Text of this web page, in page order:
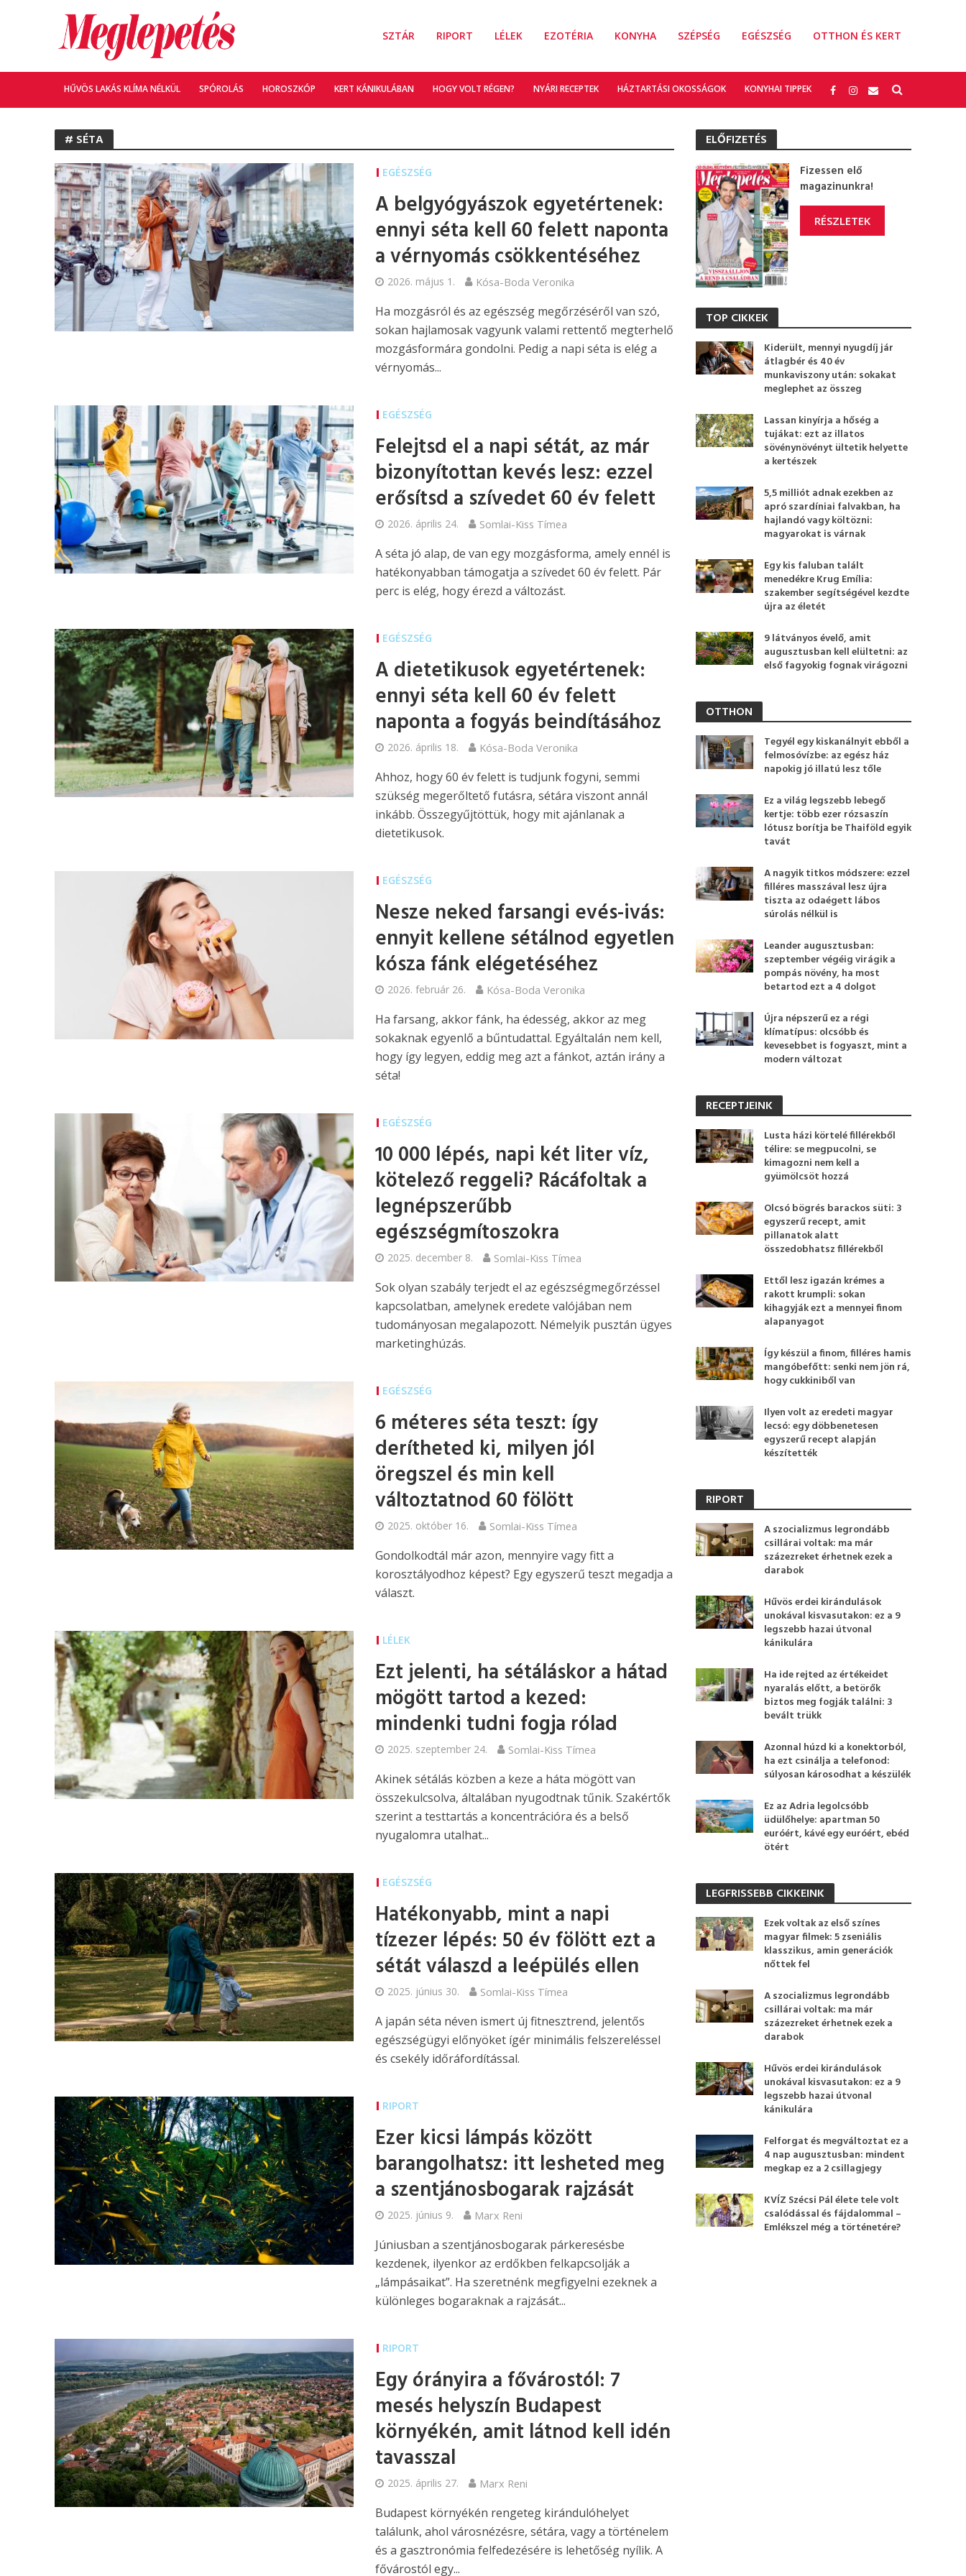
SZTÁR RIPORT LÉLEK EZOTÉRIA KONYHA SZÉPSÉG EGÉSZSÉG OTTHON ÉS KERT
HŰVÖS LAKÁS KLÍMA NÉLKÜL SPÓROLÁS HOROSZKÓP KERT KÁNIKULÁBAN HOGY VOLT RÉGEN? NYÁRI RECEPTEK HÁZTARTÁSI OKOSSÁGOK KONYHAI TIPPEK
# SÉTA
EGÉSZSÉG
A belgyógyászok egyetértenek:
ennyi séta kell 60 felett naponta
a vérnyomás csökkentéséhez
2026. május 1. Kósa-Boda Veronika
Ha mozgásról és az egészség megőrzéséről van szó,
sokan hajlamosak vagyunk valami rettentő megterhelő
mozgásformára gondolni. Pedig a napi séta is elég a
vérnyomás...
EGÉSZSÉG
Felejtsd el a napi sétát, az már
bizonyítottan kevés lesz: ezzel
erősítsd a szívedet 60 év felett
2026. április 24. Somlai-Kiss Tímea
A séta jó alap, de van egy mozgásforma, amely ennél is
hatékonyabban támogatja a szívedet 60 év felett. Pár
perc is elég, hogy érezd a változást.
EGÉSZSÉG
A dietetikusok egyetértenek:
ennyi séta kell 60 év felett
naponta a fogyás beindításához
2026. április 18. Kósa-Boda Veronika
Ahhoz, hogy 60 év felett is tudjunk fogyni, semmi
szükség megerőltető futásra, sétára viszont annál
inkább. Összegyűjtöttük, hogy mit ajánlanak a
dietetikusok.
EGÉSZSÉG
Nesze neked farsangi evés-ivás:
ennyit kellene sétálnod egyetlen
kósza fánk elégetéséhez
2026. február 26. Kósa-Boda Veronika
Ha farsang, akkor fánk, ha édesség, akkor az meg
sokaknak egyenlő a bűntudattal. Egyáltalán nem kell,
hogy így legyen, eddig meg azt a fánkot, aztán irány a
séta!
EGÉSZSÉG
10 000 lépés, napi két liter víz,
kötelező reggeli? Rácáfoltak a
legnépszerűbb
egészségmítoszokra
2025. december 8. Somlai-Kiss Tímea
Sok olyan szabály terjedt el az egészségmegőrzéssel
kapcsolatban, amelynek eredete valójában nem
tudományosan megalapozott. Némelyik pusztán ügyes
marketinghúzás.
EGÉSZSÉG
6 méteres séta teszt: így
derítheted ki, milyen jól
öregszel és min kell
változtatnod 60 fölött
2025. október 16. Somlai-Kiss Tímea
Gondolkodtál már azon, mennyire vagy fitt a
korosztályodhoz képest? Egy egyszerű teszt megadja a
választ.
LÉLEK
Ezt jelenti, ha sétáláskor a hátad
mögött tartod a kezed:
mindenki tudni fogja rólad
2025. szeptember 24. Somlai-Kiss Tímea
Akinek sétálás közben a keze a háta mögött van
összekulcsolva, általában nyugodtnak tűnik. Szakértők
szerint a testtartás a koncentrációra és a belső
nyugalomra utalhat...
EGÉSZSÉG
Hatékonyabb, mint a napi
tízezer lépés: 50 év fölött ezt a
sétát válaszd a leépülés ellen
2025. június 30. Somlai-Kiss Tímea
A japán séta néven ismert új fitnesztrend, jelentős
egészségügyi előnyöket ígér minimális felszereléssel
és csekély időráfordítással.
RIPORT
Ezer kicsi lámpás között
barangolhatsz: itt lesheted meg
a szentjánosbogarak rajzását
2025. június 9. Marx Reni
Júniusban a szentjánosbogarak párkeresésbe
kezdenek, ilyenkor az erdőkben felkapcsolják a
„lámpásaikat”. Ha szeretnénk megfigyelni ezeknek a
különleges bogaraknak a rajzását...
RIPORT
Egy órányira a fővárostól: 7
mesés helyszín Budapest
környékén, amit látnod kell idén
tavasszal
2025. április 27. Marx Reni
Budapest környékén rengeteg kirándulóhelyet
találunk, ahol városnézésre, sétára, vagy a történelem
és a gasztronómia felfedezésére is lehetőség nyílik. A
fővárostól egy...
ELŐFIZETÉS
Fizessen elő
magazinunkra!
RÉSZLETEK
TOP CIKKEK
Kiderült, mennyi nyugdíj jár
átlagbér és 40 év
munkaviszony után: sokakat
meglephet az összeg
Lassan kinyírja a hőség a
tujákat: ezt az illatos
sövénynövényt ültetik helyette
a kertészek
5,5 milliót adnak ezekben az
apró szardíniai falvakban, ha
hajlandó vagy költözni:
magyarokat is várnak
Egy kis faluban talált
menedékre Krug Emília:
szakember segítségével kezdte
újra az életét
9 látványos évelő, amit
augusztusban kell elültetni: az
első fagyokig fognak virágozni
OTTHON
Tegyél egy kiskanálnyit ebből a
felmosóvízbe: az egész ház
napokig jó illatú lesz tőle
Ez a világ legszebb lebegő
kertje: több ezer rózsaszín
lótusz borítja be Thaiföld egyik
tavát
A nagyik titkos módszere: ezzel
filléres masszával lesz újra
tiszta az odaégett lábos
súrolás nélkül is
Leander augusztusban:
szeptember végéig virágik a
pompás növény, ha most
betartod ezt a 4 dolgot
Újra népszerű ez a régi
klímatípus: olcsóbb és
kevesebbet is fogyaszt, mint a
modern változat
RECEPTJEINK
Lusta házi körtelé fillérekből
télire: se megpucolni, se
kimagozni nem kell a
gyümölcsöt hozzá
Olcsó bögrés barackos süti: 3
egyszerű recept, amit
pillanatok alatt
összedobhatsz fillérekből
Ettől lesz igazán krémes a
rakott krumpli: sokan
kihagyják ezt a mennyei finom
alapanyagot
Így készül a finom, filléres hamis
mangóbefőtt: senki nem jön rá,
hogy cukkiniből van
Ilyen volt az eredeti magyar
lecsó: egy döbbenetesen
egyszerű recept alapján
készítették
RIPORT
A szocializmus legrondább
csillárai voltak: ma már
százezreket érhetnek ezek a
darabok
Hűvös erdei kirándulások
unokával kisvasutakon: ez a 9
legszebb hazai útvonal
kánikulára
Ha ide rejted az értékeidet
nyaralás előtt, a betörők
biztos meg fogják találni: 3
bevált trükk
Azonnal húzd ki a konektorból,
ha ezt csinálja a telefonod:
súlyosan károsodhat a készülék
Ez az Adria legolcsóbb
üdülőhelye: apartman 50
euróért, kávé egy euróért, ebéd
ötért
LEGFRISSEBB CIKKEINK
Ezek voltak az első színes
magyar filmek: 5 zseniális
klasszikus, amin generációk
nőttek fel
A szocializmus legrondább
csillárai voltak: ma már
százezreket érhetnek ezek a
darabok
Hűvös erdei kirándulások
unokával kisvasutakon: ez a 9
legszebb hazai útvonal
kánikulára
Felforgat és megváltoztat ez a
4 nap augusztusban: mindent
megkap ez a 2 csillagjegy
KVÍZ Szécsi Pál élete tele volt
csalódással és fájdalommal –
Emlékszel még a történetére?